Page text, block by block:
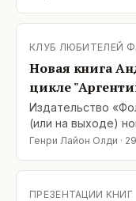
трилогия стоит в
скоро. :-)&lt;br / &gt;
КЛУБ ЛЮБИТЕЛЕЙ
Новая книга
цикле
Издательство
(или на выходе)
четвертая в
трилогия стоит в
Генри Лайон Олди ·
ПРЕЗЕНТАЦИИ КНИГ